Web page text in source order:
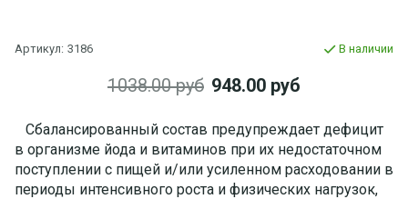
Артикул: 3186 В наличии
1038.00 руб 948.00 руб
Сбалансированный состав предупреждает дефицит
в организме йода и витаминов при их недостаточном
поступлении с пищей и/или усиленном расходовании в
периоды интенсивного роста и физических нагрузок,